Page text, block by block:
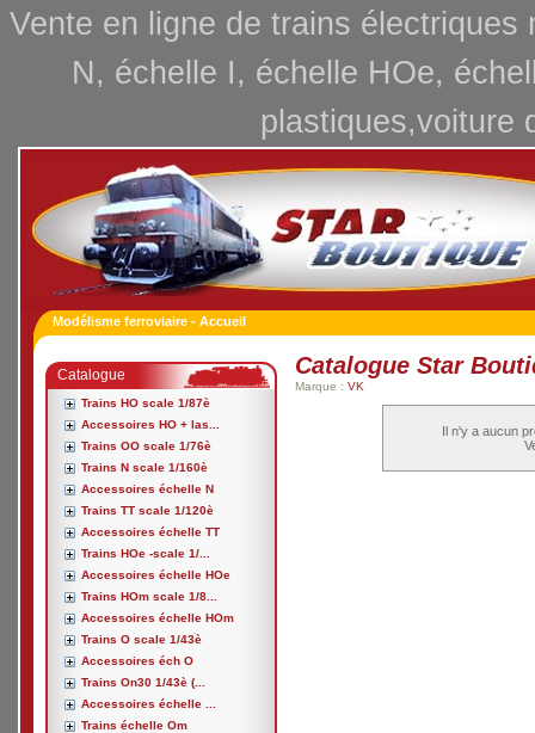
Vente en ligne de trains
N, échelle I, échelle HOe,
plastiques,voiture
Modélisme ferroviaire - Accueil
Catalogue
Trains HO scale 1/87è
Accessoires HO + las...
Trains OO scale 1/76è
Trains N scale 1/160è
Accessoires échelle N
Trains TT scale 1/120è
Accessoires échelle TT
Trains HOe -scale 1/...
Accessoires échelle HOe
Trains HOm scale 1/8...
Accessoires échelle HOm
Trains O scale 1/43è
Accessoires éch O
Trains On30 1/43è (...
Accessoires échelle ...
Trains échelle Om
Catalogue Star
Marque : VK
Il n'y a aucun